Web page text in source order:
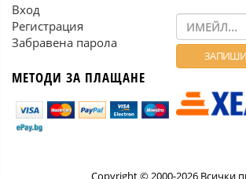
Вход
Регистрация
Забравена парола
МЕТОДИ ЗА ПЛАЩАНЕ
Copyright © 2000-2026 Всички